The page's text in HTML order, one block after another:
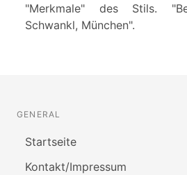
"Merkmale" des Stils.
Schwankl, München".
GENERAL
Startseite
Kontakt/Impressum